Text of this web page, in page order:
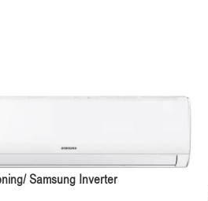
Samsung Inverter